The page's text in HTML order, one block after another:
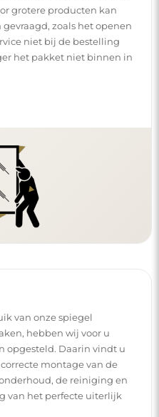
van onze spiegel
hebben wij voor u
opgesteld. Daarin vindt u
montage van de
de hoogte
interieurtrends en vind
Sluit u aan bij onze
speciaal voor u in petto